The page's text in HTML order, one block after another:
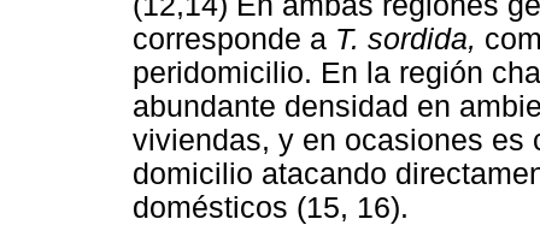
corresponde a T. sordida,
peridomicilio. En la región
abundante densidad en
viviendas, y en ocasiones es
domicilio atacando
domésticos (15, 16).